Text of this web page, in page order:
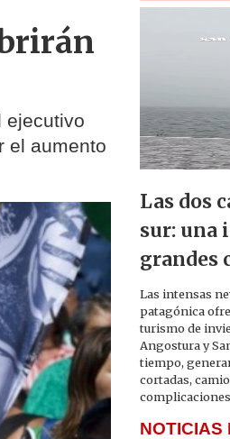
ejecutivo
el aumento
Las dos
sur: una
grandes
Las intensas
patagónica
turismo de
Angostura y
tiempo,
cortadas,
NOTICIAS